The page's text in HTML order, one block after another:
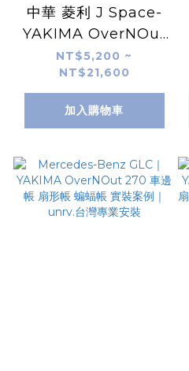
中華 菱利 J Space-
YAKIMA OverNOut
270 車邊帳 扇形帳 蝙
蝠帳 實裝案例-unrv.
台灣專業安裝
NT$5,200 ~
NT$21,600
加入購物車